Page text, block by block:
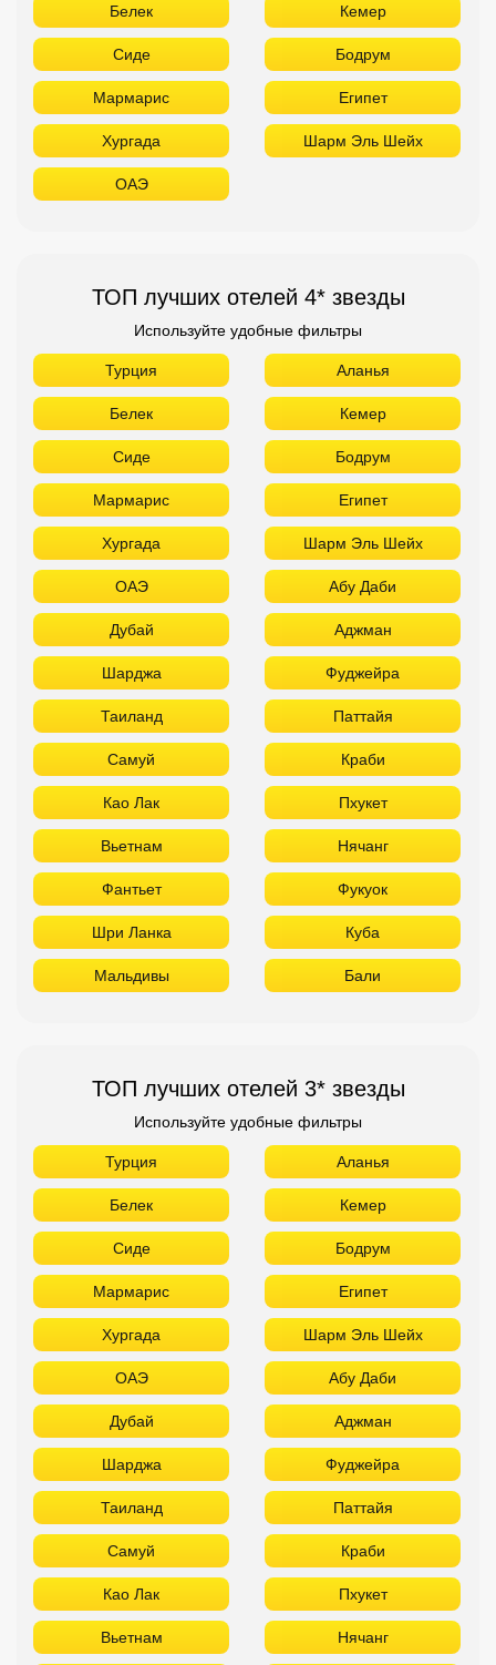
Белек Кемер
Сиде Бодрум
Мармарис Египет
Хургада Шарм Эль Шейх
ОАЭ
ТОП лучших отелей 4* звезды
Используйте удобные фильтры
Турция Аланья
Белек Кемер
Сиде Бодрум
Мармарис Египет
Хургада Шарм Эль Шейх
ОАЭ Абу Даби
Дубай Аджман
Шарджа Фуджейра
Таиланд Паттайя
Самуй Краби
Као Лак Пхукет
Вьетнам Нячанг
Фантьет Фукуок
Шри Ланка Куба
Мальдивы Бали
ТОП лучших отелей 3* звезды
Используйте удобные фильтры
Турция Аланья
Белек Кемер
Сиде Бодрум
Мармарис Египет
Хургада Шарм Эль Шейх
ОАЭ Абу Даби
Дубай Аджман
Шарджа Фуджейра
Таиланд Паттайя
Самуй Краби
Као Лак Пхукет
Вьетнам Нячанг